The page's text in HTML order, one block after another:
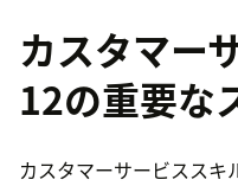
カスタマー
12の重要な
カスタマーサービススキ